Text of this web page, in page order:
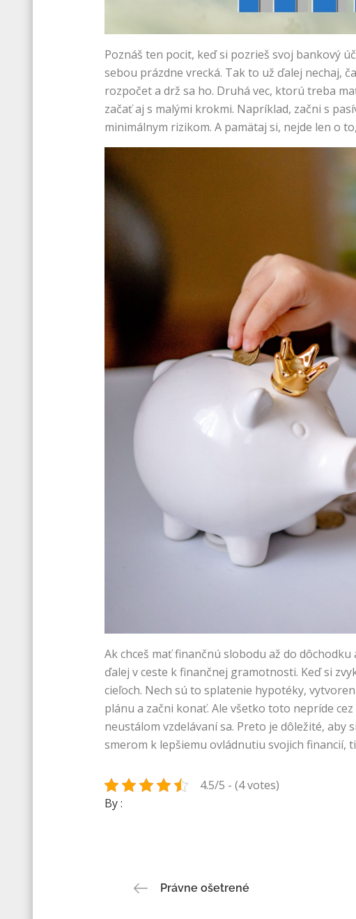
Poznáš ten pocit, keď si pozrieš svoj bankový
sebou prázdne vrecká. Tak to už ďalej nechaj,
rozpočet a drž sa ho. Druhá vec, ktorú treba
začať aj s malými krokmi. Napríklad, začni s
minimálnym rizikom. A pamätaj si, nejde len o
Ak chceš mať finančnú slobodu až do
ďalej v ceste k finančnej gramotnosti. Keď si
cieľoch. Nech sú to splatenie hypotéky,
plánu a začni konať. Ale všetko toto nepríde
neustálom vzdelávaní sa. Preto je dôležité,
smerom k lepšiemu ovládnutiu svojich financií,
4.5/5 - (4 votes)
By :
Navigace
Právne ošetrené